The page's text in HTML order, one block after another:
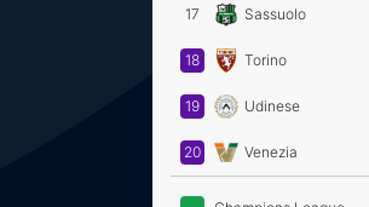
17 Sassuolo
18 Torino
19 Udinese
20 Venezia